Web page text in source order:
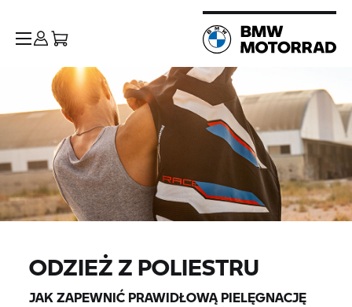
ODZIEŻ Z POLIESTRU
JAK ZAPEWNIĆ PRAWIDŁOWĄ PIELĘGNACJĘ